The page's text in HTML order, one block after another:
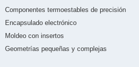
Componentes termoestables de precisión
Encapsulado electrónico
Moldeo con insertos
Geometrías pequeñas y complejas